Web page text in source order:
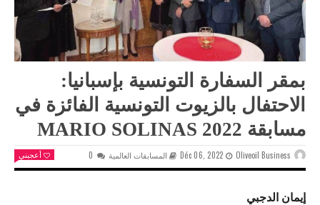
بمقر السفارة التونسية بإسبانيا:
الاحتفال بالزيوت التونسية الفائزة في
مسابقة MARIO SOLINAS 2022
Oliveoil Business
Déc 06, 2022 المسابقات العالمية أعجبني
إيمان الدجبي